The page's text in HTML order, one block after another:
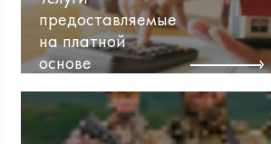
предоставляемые
на платной
основе